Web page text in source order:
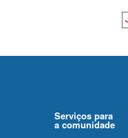
Serviços para
a comunidade